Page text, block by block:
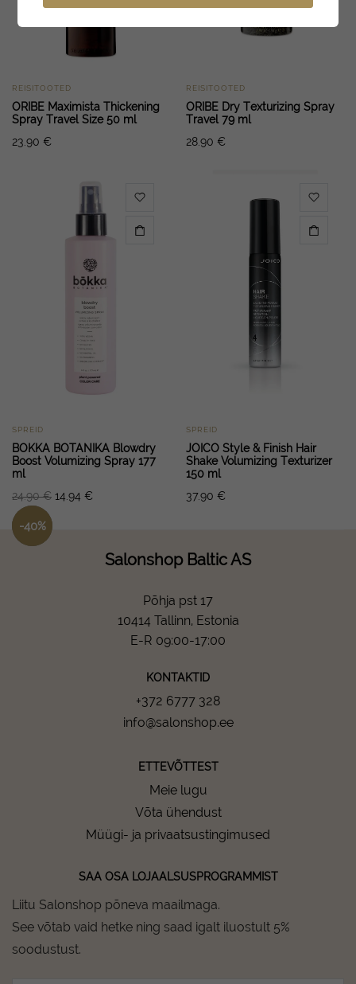
REISITOOTED
ORIBE Maximista Thickening
Spray Travel Size 50 ml
23.90 €
REISITOOTED
ORIBE Dry Texturizing Spray
Travel 79 ml
28.90 €
SPREID
BOKKA BOTANIKA Blowdry
Boost Volumizing Spray 177
ml
24.90€ 14.94 €
-40%
SPREID
JOICO Style & Finish Hair
Shake Volumizing Texturizer
150 ml
37.90 €
Salonshop Baltic AS
Põhja pst 17
10414 Tallinn, Estonia
E-R 09:00-17:00
KONTAKTID
+372 6777 328
info@salonshop.ee
ETTEVÕTTEST
Meie lugu
Võta ühendust
Müügi- ja privaatsustingimused
SAA OSA LOJAALSUSPROGRAMMIST
Liitu Salonshop põneva maailmaga.
See võtab vaid hetke ning saad igalt iluostult 5%
soodustust.